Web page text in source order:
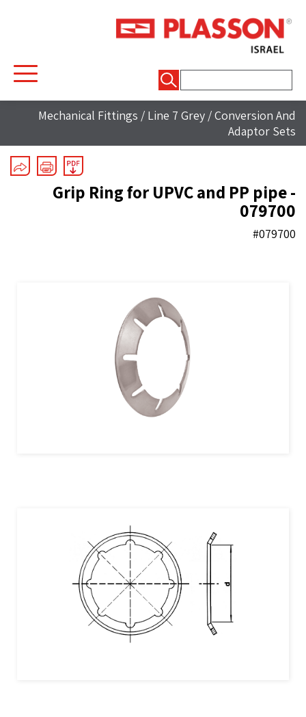
Mechanical Fittings / Line 7 Grey /Conversion And
Adaptor Sets
Grip Ring for UPVC and PP pipe -
079700
#079700